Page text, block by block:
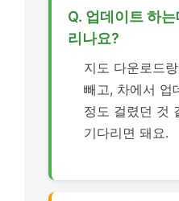
Q. 업데이트 하
리나요?
지도 다운로드
빼고, 차에서 업
정도 걸렸던 것
기다리면 돼요.